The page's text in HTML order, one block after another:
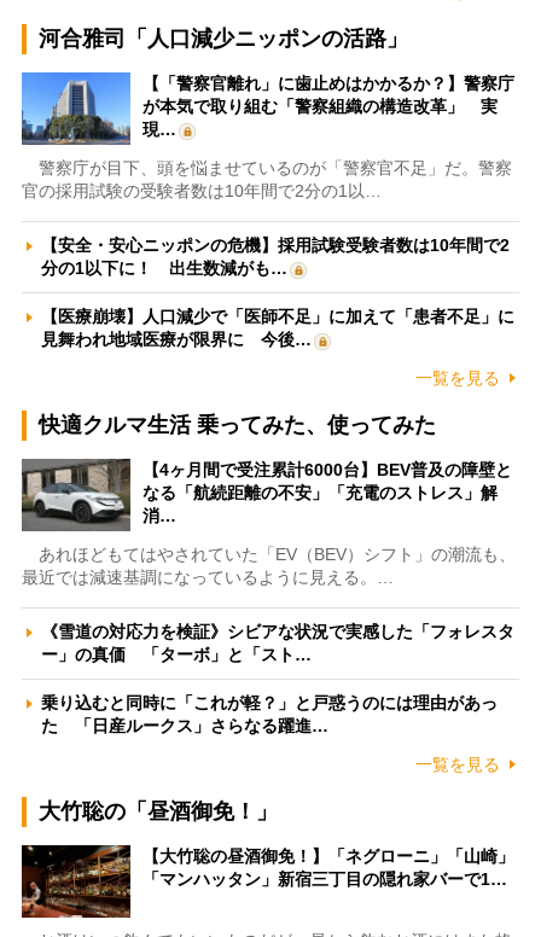
河合雅司「人口減少ニッポンの活路」
【「警察官離れ」に歯止めはかかるか？】警察庁
が本気で取り組む「警察組織の構造改革」 実
現…
警察庁が目下、頭を悩ませているのが「警察官不足」だ。警察
官の採用試験の受験者数は10年間で2分の1以…
【安全・安心ニッポンの危機】採用試験受験者数は10年間で2
分の1以下に！ 出生数減がも…
【医療崩壊】人口減少で「医師不足」に加えて「患者不足」に
見舞われ地域医療が限界に 今後…
一覧を見る
快適クルマ生活 乗ってみた、使ってみた
【4ヶ月間で受注累計6000台】BEV普及の障壁と
なる「航続距離の不安」「充電のストレス」解
消…
あれほどもてはやされていた「EV（BEV）シフト」の潮流も、
最近では減速基調になっているように見える。…
《雪道の対応力を検証》シビアな状況で実感した「フォレスタ
ー」の真価 「ターボ」と「スト…
乗り込むと同時に「これが軽？」と戸惑うのには理由があっ
た 「日産ルークス」さらなる躍進…
一覧を見る
大竹聡の「昼酒御免！」
【大竹聡の昼酒御免！】「ネグローニ」「山崎」
「マンハッタン」新宿三丁目の隠れ家バーで1…